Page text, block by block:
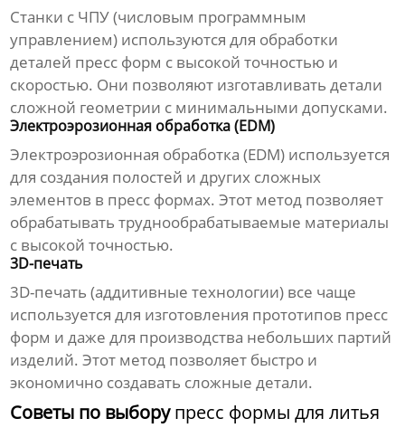
Станки с ЧПУ (числовым программным
управлением) используются для обработки
деталей пресс форм с высокой точностью и
скоростью. Они позволяют изготавливать детали
сложной геометрии с минимальными допусками.
Электроэрозионная обработка (EDM)
Электроэрозионная обработка (EDM) используется
для создания полостей и других сложных
элементов в пресс формах. Этот метод позволяет
обрабатывать труднообрабатываемые материалы
с высокой точностью.
3D-печать
3D-печать (аддитивные технологии) все чаще
используется для изготовления прототипов пресс
форм и даже для производства небольших партий
изделий. Этот метод позволяет быстро и
экономично создавать сложные детали.
Советы по выборупресс формы для литья